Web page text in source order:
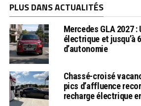
PLUS DANS ACTUALITÉS
Mercedes GLA 2027 :
électrique et jusqu’à
d’autonomie
Chassé-croisé
pics d’affluence
recharge électrique